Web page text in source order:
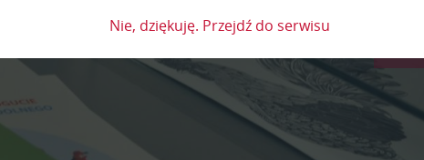
Nie, dziękuję. Przejdź do serwisu